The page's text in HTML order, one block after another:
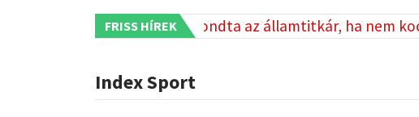
FRISS HÍREK
• Azt mondta az államtitkár, ha nem
•
Index Sport